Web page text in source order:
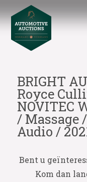
BRIGHT
Royce
NOVITEC
/ Massage
Audio /
Bent u
Kom dan